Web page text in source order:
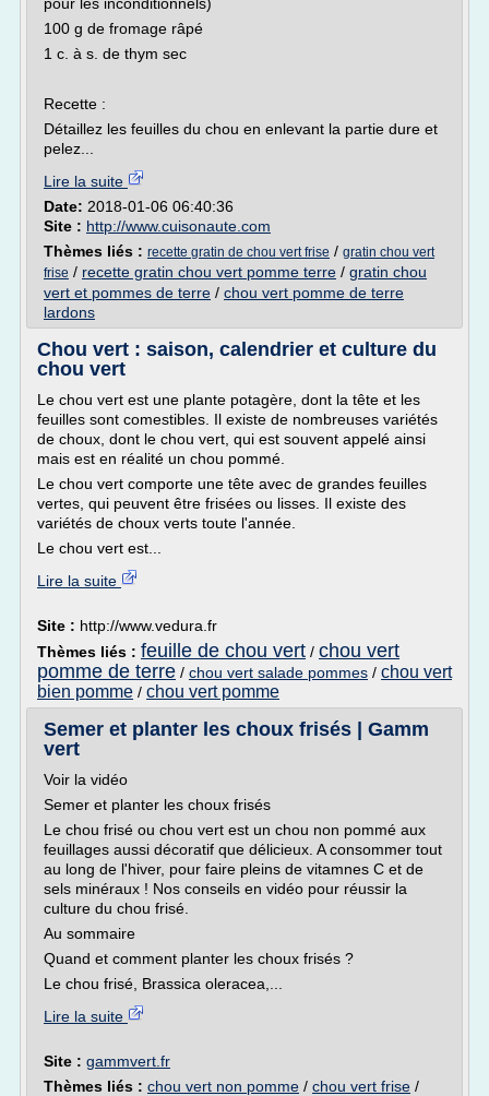
100 g de fromage râpé
1 c. à s. de thym sec
Recette :
Détaillez les feuilles du chou en enlevant la partie dure et
pelez...
Lire la suite
Date: 2018-01-06 06:40:36
Site : http://www.cuisonaute.com
Thèmes liés : recette gratin de chou vert frise / gratin chou vert
frise / recette gratin chou vert pomme terre / gratin chou
vert et pommes de terre / chou vert pomme de terre
lardons
Chou vert : saison, calendrier et culture du
chou vert
Le chou vert est une plante potagère, dont la tête et les
feuilles sont comestibles. Il existe de nombreuses variétés
de choux, dont le chou vert, qui est souvent appelé ainsi
mais est en réalité un chou pommé.
Le chou vert comporte une tête avec de grandes feuilles
vertes, qui peuvent être frisées ou lisses. Il existe des
variétés de choux verts toute l'année.
Le chou vert est...
Lire la suite
Site : http://www.vedura.fr
Thèmes liés : feuille de chou vert / chou vert
pomme de terre / chou vert salade pommes / chou vert
bien pomme / chou vert pomme
Semer et planter les choux frisés | Gamm
vert
Voir la vidéo
Semer et planter les choux frisés
Le chou frisé ou chou vert est un chou non pommé aux
feuillages aussi décoratif que délicieux. A consommer tout
au long de l'hiver, pour faire pleins de vitamnes C et de
sels minéraux ! Nos conseils en vidéo pour réussir la
culture du chou frisé.
Au sommaire
Quand et comment planter les choux frisés ?
Le chou frisé, Brassica oleracea,...
Lire la suite
Site : gammvert.fr
Thèmes liés : chou vert non pomme / chou vert frise /